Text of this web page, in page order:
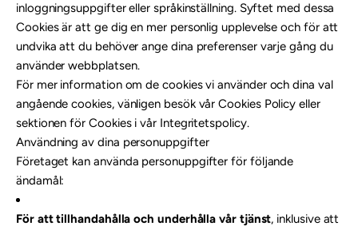
inloggningsuppgifter eller språkinställning. Syftet med dessa
Cookies är att ge dig en mer personlig upplevelse och för att
undvika att du behöver ange dina preferenser varje gång du
använder webbplatsen.
För mer information om de cookies vi använder och dina val
angående cookies, vänligen besök vår Cookies Policy eller
sektionen för Cookies i vår Integritetspolicy.
Användning av dina personuppgifter
Företaget kan använda personuppgifter för följande
ändamål:
För att tillhandahålla och underhålla vår tjänst, inklusive att